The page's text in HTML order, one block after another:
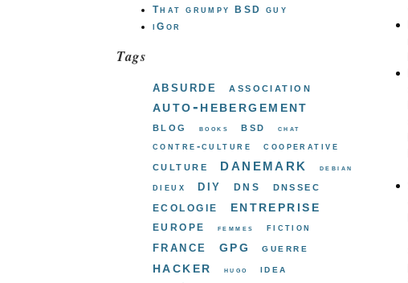
That grumpy BSD guy
iGor
Tags
absurde association
auto-hebergement
blog books bsd chat
contre-culture cooperative
culture danemark debian
dieux diy dns dnssec
ecologie entreprise
europe femmes fiction
france gpg guerre
hacker hugo idea